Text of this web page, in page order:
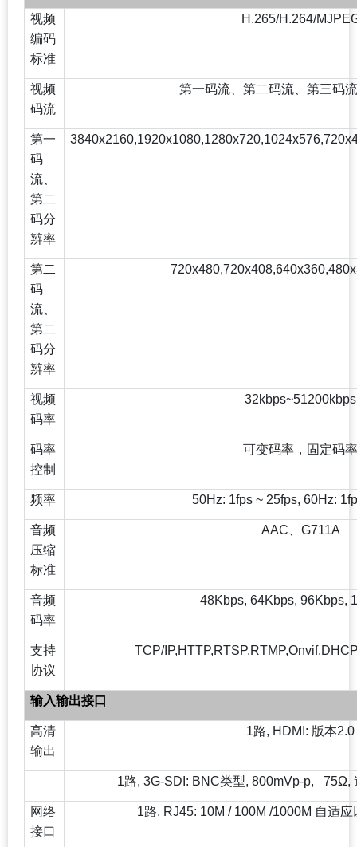
视频
编码
标准
H.265/H.264/
视频
码流
第一码流、第二码流、第三码
第一
码
流、
第二
码分
辨率
第二
码
流、
第二
码分
辨率
视频
码率
32kbps~51200kbps
码率
控制
可变码率，固定码率
频率 50Hz: 1fps ~ 25fps, 60Hz:
音频
压缩
标准
AAC 、G711A
音频
码率
48Kbps, 64Kbps, 96Kbps,
支持
协议
TCP/
输入输出接口
高清
输出
1路, HDMI: 版本2.0
1路, 3G-SDI: BNC类型, 800mVp-p, 75Ω,
网络
接口
1路, RJ45: 10M / 100M /1000M 自适